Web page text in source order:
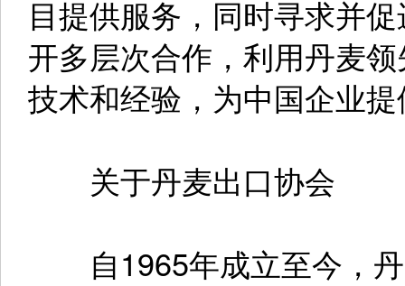
目提供服务，同时寻求并
开多层次合作，利用丹麦
技术和经验，为中国企业
关于丹麦出口协会
自1965年成立至今，丹